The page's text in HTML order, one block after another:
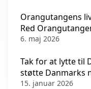
Orangutangens
Red
6. maj 2026
Tak for at lytte til
støtte Danmarks
15. januar 2026